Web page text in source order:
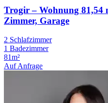
Trogir – Wohnung 81,54
Zimmer, Garage
2 Schlafzimmer
1 Badezimmer
81m²
Auf Anfrage